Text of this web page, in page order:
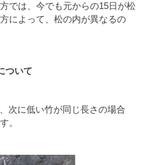
では、今でも元からの15日が松
によって、松の内が異なるの
ついて
次に低い竹が同じ長さの場合
。